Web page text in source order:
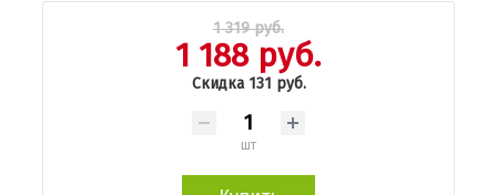
1 319 руб.
1 188 руб.
Скидка 131 руб.
шт